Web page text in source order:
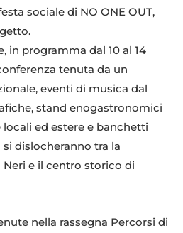
sociale di NO ONE OUT,
in programma dal 10 al 14
tenuta da un
eventi di musica dal
stand enogastronomici
ed estere e banchetti
dislocheranno tra la
e il centro storico di
nella rassegna Percorsi di